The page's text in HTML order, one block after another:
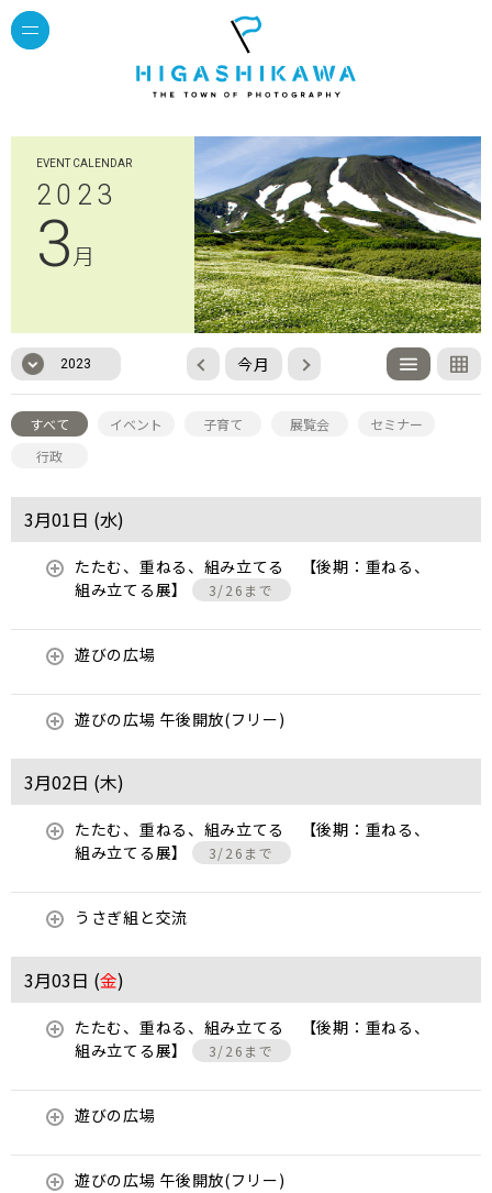
EVENT CALENDAR
2023
3月
2023 今月
すべて イベント 子育て 展覧会
セミナー
行政
3月01日 (水)
たたむ、重ねる、組み立てる 【後期：重ねる、
組み立てる展】
3/26まで
遊びの広場
遊びの広場 午後開放(フリー)
3月02日 (木)
たたむ、重ねる、組み立てる 【後期：重ねる、
組み立てる展】
3/26まで
うさぎ組と交流
3月03日 (金)
たたむ、重ねる、組み立てる 【後期：重ねる、
組み立てる展】
3/26まで
遊びの広場
遊びの広場 午後開放(フリー)